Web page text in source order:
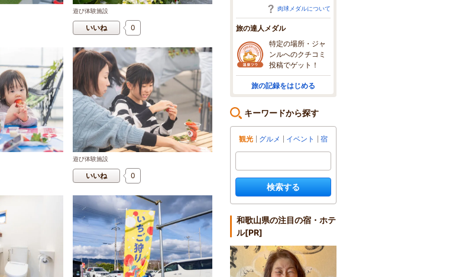
遊び体験施設
いいね 0
遊び体験施設
いいね 0
肉球メダルについて
旅の達人メダル
特定の場所・ジャ
ンルへのクチコミ
投稿でゲット！
旅の記録をはじめる
キーワードから探す
観光 グルメ イベント 宿
検索する
和歌山県の注目の宿・ホテ
ル[PR]